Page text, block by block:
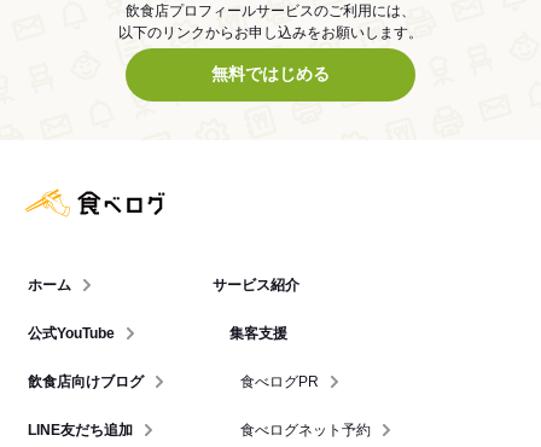
飲食店プロフィールサービスのご利用には、
以下のリンクからお申し込みをお願いします。
無料ではじめる
ホーム
公式YouTube
飲食店向けブログ
LINE友だち追加
サービス紹介
集客支援
食べログPR
食べログネット予約